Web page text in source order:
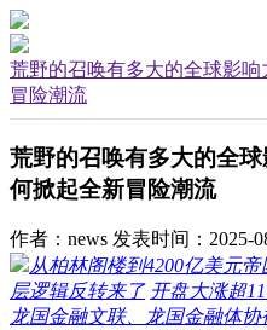
荒野的召唤有多大的全球影
冒险潮流
荒野的召唤有多大的全
何掀起全新冒险潮流
作者：news 发表时间：2025-
从柏林阁楼到4200亿美元
层逻辑反转来了 开盘大涨超
龙国金融文联、龙国金融体协